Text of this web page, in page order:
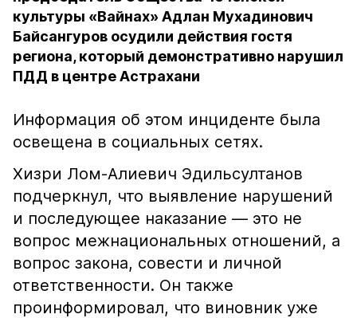
культуры «Вайнах» Адлан Мухадинович
Байсангуров осудили действия гостя
региона, который демонстративно нарушил
ПДД в центре Астрахани
Информация об этом инциденте была
освещена в социальных сетях.
Хизри Лом-Алиевич Эдильсултанов
подчеркнул, что выявление нарушений
и последующее наказание — это не
вопрос межнациональных отношений, а
вопрос закона, совести и личной
ответственности. Он также
проинформировал, что виновник уже